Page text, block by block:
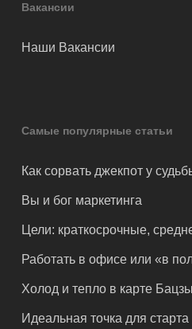
Вакансии
Наши Вакансии
Самые популярные статьи
Как сорвать джекпот у
Вы и бог маркетинга
Цели: краткосрочные,
Работать в офисе или «в
Холод и тепло в карте Бацзы
Идеальная точка для старта